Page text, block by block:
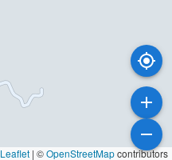
Leaflet | ©OpenStreetMapcontributors